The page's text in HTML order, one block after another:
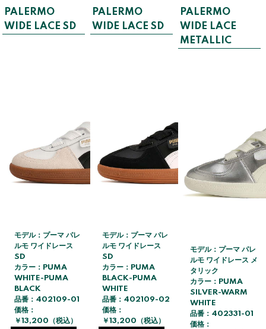
PALERMO
WIDE LACE SD
モデル：プーマ パレ
ルモ ワイドレース
SD
カラー：PUMA
WHITE-PUMA
BLACK
品番：402109-01
価格：
￥13,200（税込）
PALERMO
WIDE LACE SD
モデル：プーマ パレ
ルモ ワイドレース
SD
カラー：PUMA
BLACK-PUMA
WHITE
品番：402109-02
価格：
￥13,200（税込）
PALERMO
WIDE LACE
METALLIC
モデル：プーマ パレ
ルモ ワイドレース メ
タリック
カラー：PUMA
SILVER-WARM
WHITE
品番：402331-01
価格：